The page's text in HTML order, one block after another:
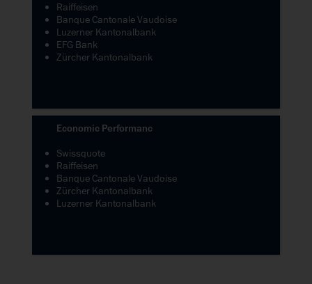
Raiffeisen
Banque Cantonale Vaudoise
Luzerner Kantonalbank
EFG Bank
Zürcher Kantonalbank
Economic Performanc
Swissquote
Raiffeisen
Banque Cantonale Vaudoise
Zürcher Kantonalbank
Luzerner Kantonalbank